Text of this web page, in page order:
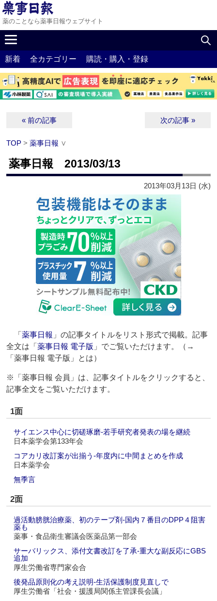
薬のことなら薬事日報ウェブサイト
新着 全カテゴリー 購読・購入・登録
« 前の記事 次の記事 »
TOP >薬事日報 ∨
薬事日報 2013/03/13
2013年03月13日 (水)
「薬事日報 」の記事タイトルをリスト形式で掲載。記事
全文は「薬事日報 電子版 」でご覧いただけます。（→
「薬事日報 電子版」とは）
※「薬事日報 会員」は、記事タイトルをクリックすると、
記事全文をご覧いただけます。
1面
サイエンス中心に切磋琢磨‐若手研究者発表の場を継続
日本薬学会第133年会
コアカリ改訂案が出揃う‐年度内に中間まとめを作成
日本薬学会
無季言
2面
過活動膀胱治療薬、初のテープ剤‐国内７番目のDPP４阻害
薬も
薬事・食品衛生審議会医薬品第一部会
サーバリックス、添付文書改訂を了承‐重大な副反応にGBS
追加
厚生労働省専門家会合
後発品原則化の考え説明‐生活保護制度見直しで
厚生労働省「社会・援護局関係主管課長会議」